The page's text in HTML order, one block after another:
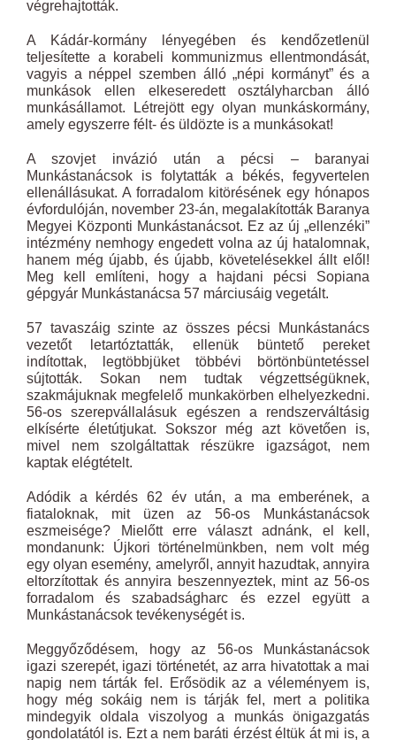
végrehajtották.
A Kádár-kormány lényegében és kendőzetlenül
teljesítette a korabeli kommunizmus ellentmondását,
vagyis a néppel szemben álló „népi kormányt” és a
munkások ellen elkeseredett osztályharcban álló
munkásállamot. Létrejött egy olyan munkáskormány,
amely egyszerre félt- és üldözte is a munkásokat!
A szovjet invázió után a pécsi – baranyai
Munkástanácsok is folytatták a békés, fegyvertelen
ellenállásukat. A forradalom kitörésének egy hónapos
évfordulóján, november 23-án, megalakították Baranya
Megyei Központi Munkástanácsot. Ez az új „ellenzéki”
intézmény nemhogy engedett volna az új hatalomnak,
hanem még újabb, és újabb, követelésekkel állt elől!
Meg kell említeni, hogy a hajdani pécsi Sopiana
gépgyár Munkástanácsa 57 márciusáig vegetált.
57 tavaszáig szinte az összes pécsi Munkástanács
vezetőt letartóztatták, ellenük büntető pereket
indítottak, legtöbbjüket többévi börtönbüntetéssel
sújtották. Sokan nem tudtak végzettségüknek,
szakmájuknak megfelelő munkakörben elhelyezkedni.
56-os szerepvállalásuk egészen a rendszerváltásig
elkísérte életútjukat. Sokszor még azt követően is,
mivel nem szolgáltattak részükre igazságot, nem
kaptak elégtételt.
Adódik a kérdés 62 év után, a ma emberének, a
fiataloknak, mit üzen az 56-os Munkástanácsok
eszmeisége? Mielőtt erre választ adnánk, el kell,
mondanunk: Újkori történelmünkben, nem volt még
egy olyan esemény, amelyről, annyit hazudtak, annyira
eltorzítottak és annyira beszennyeztek, mint az 56-os
forradalom és szabadságharc és ezzel együtt a
Munkástanácsok tevékenységét is.
Meggyőződésem, hogy az 56-os Munkástanácsok
igazi szerepét, igazi történetét, az arra hivatottak a mai
napig nem tárták fel. Erősödik az a véleményem is,
hogy még sokáig nem is tárják fel, mert a politika
mindegyik oldala viszolyog a munkás önigazgatás
gondolatától is. Ezt a nem baráti érzést éltük át mi is, a